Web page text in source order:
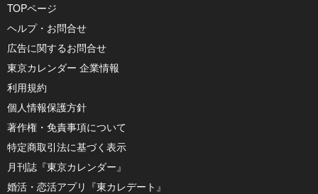
TOPページ
ヘルプ・お問合せ
広告に関するお問合せ
東京カレンダー 企業情報
利用規約
個人情報保護方針
著作権・免責事項について
特定商取引法に基づく表示
月刊誌『東京カレンダー』
婚活・恋活アプリ『東カレデート』